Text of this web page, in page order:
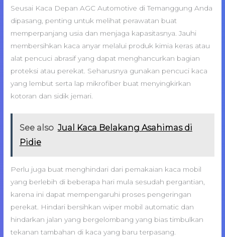
Seusai Kaca Depan AGC Automotive di Temanggung Anda
dipasang, penting untuk melihat perawatan buat
memperpanjang usia dan menjaga kapasitasnya. Jauhi
membersihkan kaca anyar melalui produk kimia keras atau
alat pencuci abrasif yang dapat menghancurkan bagian
proteksi atau perekat. Seharusnya gunakan pencuci kaca
yang lembut serta lap mikrofiber buat menyingkirkan
kotoran dan sidik jemari.
See also Jual Kaca Belakang Asahimas di
Pidie
Perlu juga buat menghindari dari pemakaian kaca mobil
yang berlebih di beberapa hari mula sesudah pergantian,
karena ini dapat mempengaruhi proses pengeringan
perekat. Hindari bersihkan wiper mobil automatic dan
hindarkan jalan yang bergelombang yang bias timbulkan
tekanan tambahan di kaca yang baru terpasang.